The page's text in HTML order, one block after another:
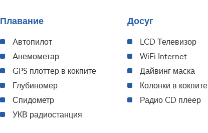
Плавание
Aвтопилот
Aнемометар
GPS плоттер в кокпите
Глубиномер
Спидометр
УКВ радиостанция
Досуг
LCD Телевизор
WiFi Internet
Дайвинг маска
Колонки в кокпите
Радио CD плеер